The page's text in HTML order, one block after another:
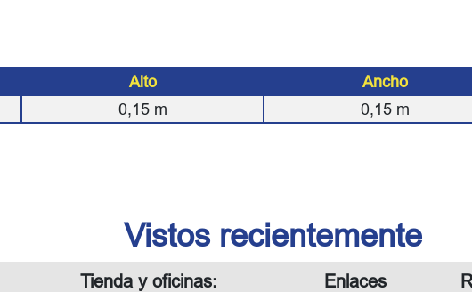
Alto
Ancho
0,15m 0,15m
Vistos recientemente
Enlaces
Tienda y oficinas: